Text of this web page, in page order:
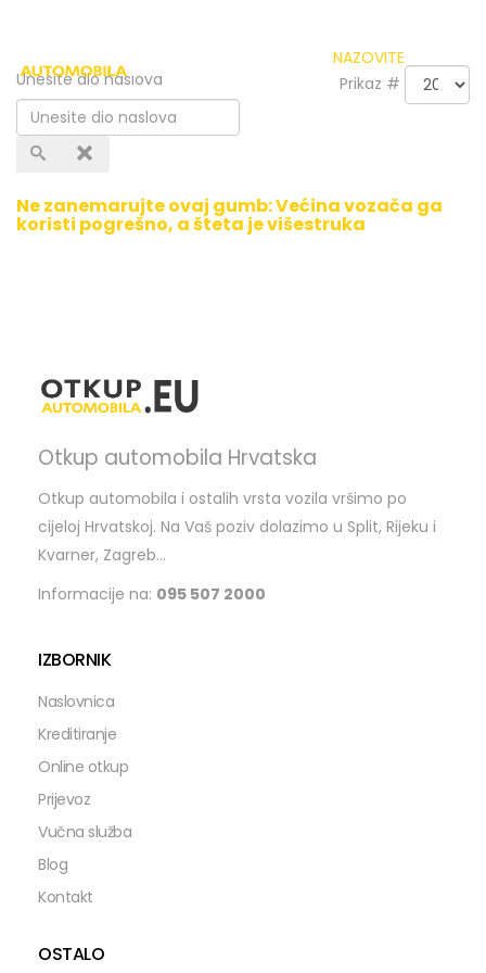
NAZOVITE
Unesite dio naslova
Prikaz #
Ne zanemarujte ovaj gumb: Većina vozača ga
koristi pogrešno, a šteta je višestruka
Otkup automobila Hrvatska
Otkup automobila i ostalih vrsta vozila vršimo po
cijeloj Hrvatskoj. Na Vaš poziv dolazimo u Split, Rijeku i
Kvarner, Zagreb...
Informacije na: 095 507 2000
IZBORNIK
Naslovnica
Kreditiranje
Online otkup
Prijevoz
Vučna služba
Blog
Kontakt
OSTALO